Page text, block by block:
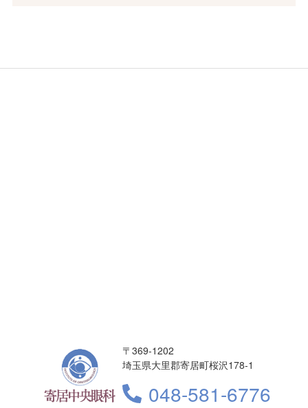
〒369-1202
埼玉県大里郡寄居町桜沢178-1
048-581-6776